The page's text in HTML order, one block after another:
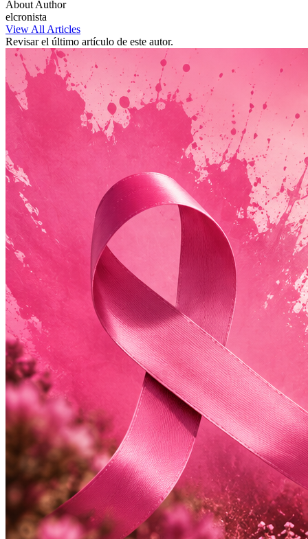
About Author
elcronista
View All Articles
Revisar el último artículo de este autor.